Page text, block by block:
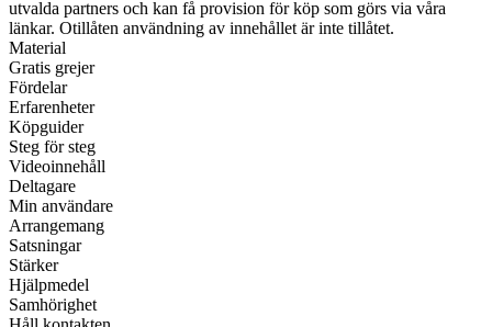
utvalda partners och kan få provision för köp som görs via våra
länkar. Otillåten användning av innehållet är inte tillåtet.
Material
Gratis grejer
Fördelar
Erfarenheter
Köpguider
Steg för steg
Videoinnehåll
Deltagare
Min användare
Arrangemang
Satsningar
Stärker
Hjälpmedel
Samhörighet